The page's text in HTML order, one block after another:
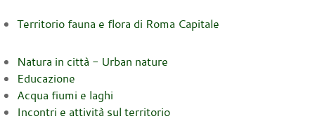
Territorio fauna e flora di Roma Capitale
Natura in città - Urban nature
Educazione
Acqua fiumi e laghi
Incontri e attività sul territorio